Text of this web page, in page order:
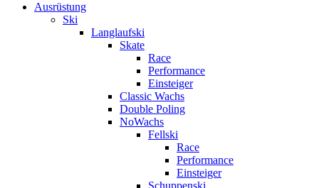
Ausrüstung
Ski
Langlaufski
Skate
Race
Performance
Einsteiger
Classic Wachs
Double Poling
NoWachs
Fellski
Race
Performance
Einsteiger
Schuppenski